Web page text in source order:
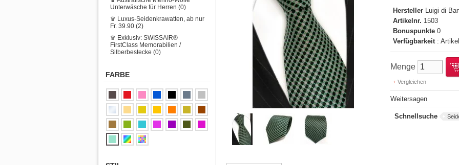
Hersteller Luigi di
Artikelnr. 1503
Bonuspunkte 0
Verfügbarkeit :
Menge
Vergleichen
Weitersagen
Schnellsuche
Unterwäsche für Herren (0)
♛ Luxus-Seidenkrawatten, ab nur
Fr. 39.90 (2)
♛ Exklusiv: SWISSAIR®
FirstClass Memorabilien /
Silberbestecke (0)
FARBE